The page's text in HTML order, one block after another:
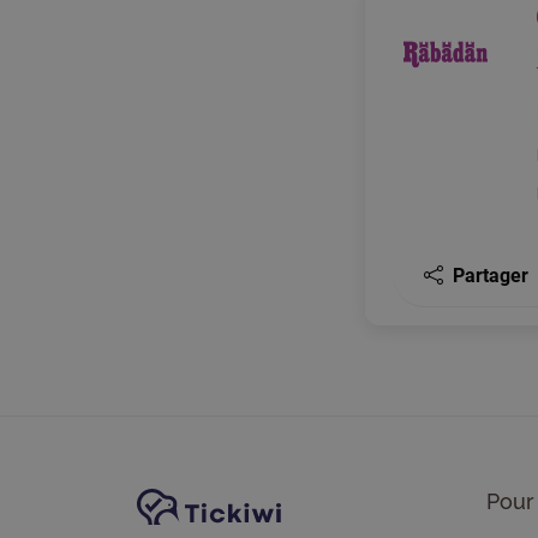
Partager
Navigation du sitePlate-forme Tickiwi